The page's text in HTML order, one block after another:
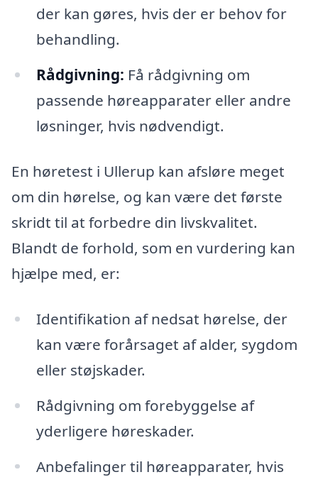
der kan gøres, hvis der er behov for
behandling.
Rådgivning: Få rådgivning om
passende høreapparater eller andre
løsninger, hvis nødvendigt.
En høretest i Ullerup kan afsløre meget
om din hørelse, og kan være det første
skridt til at forbedre din livskvalitet.
Blandt de forhold, som en vurdering kan
hjælpe med, er:
Identifikation af nedsat hørelse, der
kan være forårsaget af alder, sygdom
eller støjskader.
Rådgivning om forebyggelse af
yderligere høreskader.
Anbefalinger til høreapparater, hvis